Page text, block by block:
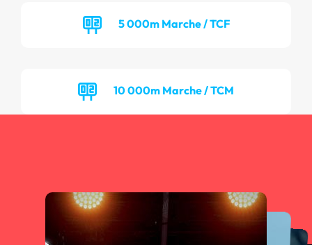
5 000m Marche / TCF
10 000m Marche / TCM